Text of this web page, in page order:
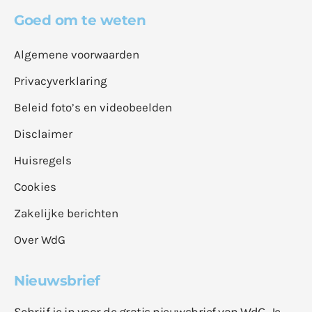
Goed om te weten
Algemene voorwaarden
Privacyverklaring
Beleid foto’s en videobeelden
Disclaimer
Huisregels
Cookies
Zakelijke berichten
Over WdG
Nieuwsbrief